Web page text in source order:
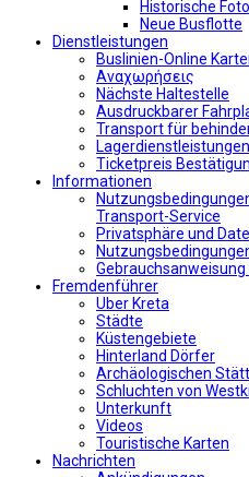
Historische
Neue Busflotte
Dienstleistungen
Buslinien-Online
Αναχωρήσεις
Nächste Haltestelle
Αusdruckbarer
Transport für
Lagerdienstleistungen
Ticketpreis
Informationen
Transport-Service
Privatsphäre und
Fremdenführer
Uber Kreta
Städte
Küstengebiete
Hinterland Dörfer
Archäologischen
Schluchten von
Unterkunft
Videos
Touristische Karten
Nachrichten